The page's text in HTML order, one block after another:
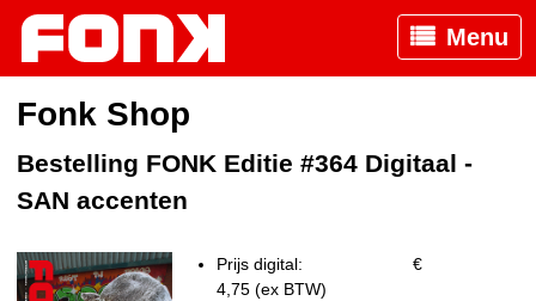
Menu
Fonk Shop
Bestelling FONK Editie #364 Digitaal -
SAN accenten
Prijs digital:
€
4,75 (ex BTW)